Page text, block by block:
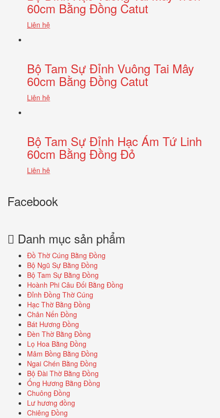
60cm Bằng Đồng Catut
Liên hệ
Bộ Tam Sự Đỉnh Vuông Tai Mây
60cm Bằng Đồng Catut
Liên hệ
Bộ Tam Sự Đỉnh Hạc Ám Tứ Linh
60cm Bằng Đồng Đỏ
Liên hệ
Facebook
Danh mục sản phẩm
Đồ Thờ Cúng Bằng Đồng
Bộ Ngũ Sự Bằng Đồng
Bộ Tam Sự Bằng Đồng
Hoành Phi Câu Đối Bằng Đồng
Đỉnh Đồng Thờ Cúng
Hạc Thờ Bằng Đồng
Chân Nến Đồng
Bát Hương Đồng
Đèn Thờ Bằng Đồng
Lọ Hoa Bằng Đồng
Mâm Bồng Bằng Đồng
Ngai Chén Bằng Đồng
Bộ Đài Thờ Bằng Đồng
Ống Hương Bằng Đồng
Chuông Đồng
Lư hương đồng
Chiêng Đồng